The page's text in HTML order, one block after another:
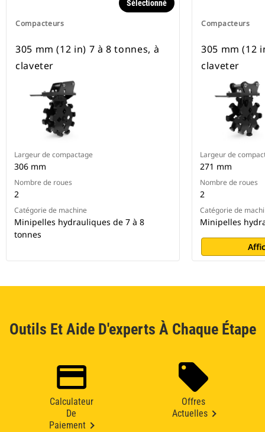
Compacteurs
Sélectionné
305 mm (12 in) 7 à 8 tonnes, à
claveter
Largeur de compactage
306 mm
Nombre de roues
2
Catégorie de machine
Minipelles hydrauliques de 7 à 8
tonnes
Compacteurs
305 mm (12
claveter
Largeur de
271 mm
Nombre de roues
2
Catégorie de
Minipelles
Outils Et Aide D'experts À Chaque Étape
Calculateur
De
Paiement
Offres
Actuelles